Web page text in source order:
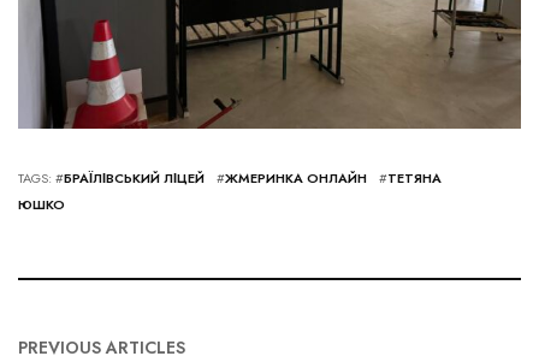
TAGS: #БРАЇЛІВСЬКИЙ ЛІЦЕЙ #ЖМЕРИНКА ОНЛАЙН #ТЕТЯНА
ЮШКО
PREVIOUS ARTICLES